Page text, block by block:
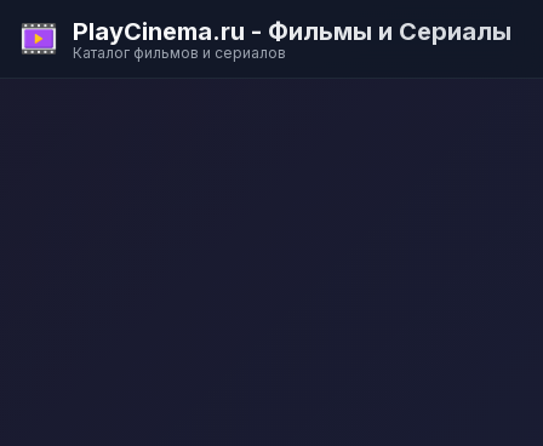
PlayCinema.ru - Фильмы и Сериалы
Каталог фильмов и сериалов